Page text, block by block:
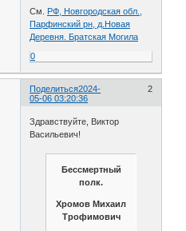
См. РФ, Новгородская обл.,
Парфинский рн, д.Новая
Деревня. Братская Могила
0
Поделиться 2
2024-
05-06 03:20:36
Здравствуйте, Виктор
Васильевич!
Бессмертный
полк.
Хромов Михаил
Трофимович